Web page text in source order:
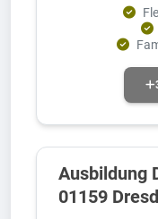
Ausbildung
01159